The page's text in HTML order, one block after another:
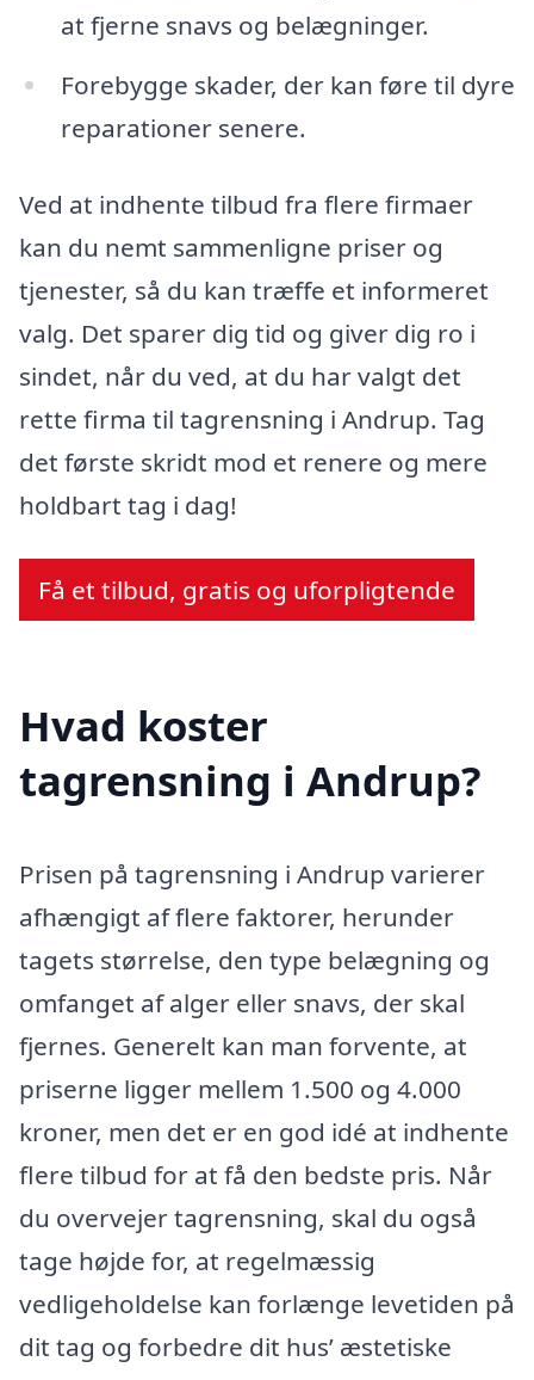
at fjerne snavs og belægninger.
Forebygge skader, der kan føre til dyre
reparationer senere.
Ved at indhente tilbud fra flere firmaer
kan du nemt sammenligne priser og
tjenester, så du kan træffe et informeret
valg. Det sparer dig tid og giver dig ro i
sindet, når du ved, at du har valgt det
rette firma til tagrensning i Andrup. Tag
det første skridt mod et renere og mere
holdbart tag i dag!
Få et tilbud, gratis og uforpligtende
Hvad koster
tagrensning i Andrup?
Prisen på tagrensning i Andrup varierer
afhængigt af flere faktorer, herunder
tagets størrelse, den type belægning og
omfanget af alger eller snavs, der skal
fjernes. Generelt kan man forvente, at
priserne ligger mellem 1.500 og 4.000
kroner, men det er en god idé at indhente
flere tilbud for at få den bedste pris. Når
du overvejer tagrensning, skal du også
tage højde for, at regelmæssig
vedligeholdelse kan forlænge levetiden på
dit tag og forbedre dit hus’ æstetiske